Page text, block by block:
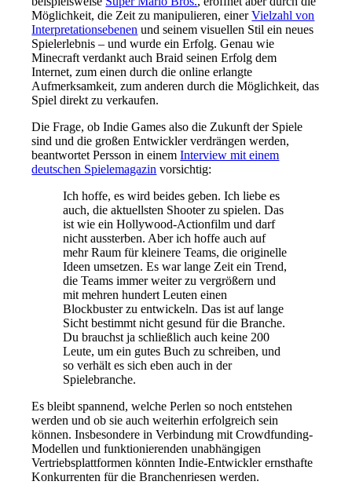
Möglichkeit, die Zeit zu manipulieren, einerVielzahl von
Interpretationsebenen und seinem visuellen Stil ein neues
Spielerlebnis – und wurde ein Erfolg. Genau wie
Minecraft verdankt auch Braid seinen Erfolg dem
Internet, zum einen durch die online erlangte
Aufmerksamkeit, zum anderen durch die Möglichkeit, das
Spiel direkt zu verkaufen.
Die Frage, ob Indie Games also die Zukunft der Spiele
sind und die großen Entwickler verdrängen werden,
beantwortet Persson in einemInterview mit einem
deutschen Spielemagazin vorsichtig:
Ich hoffe, es wird beides geben. Ich liebe es
auch, die aktuellsten Shooter zu spielen. Das
ist wie ein Hollywood-Actionfilm und darf
nicht aussterben. Aber ich hoffe auch auf
mehr Raum für kleinere Teams, die originelle
Ideen umsetzen. Es war lange Zeit ein Trend,
die Teams immer weiter zu vergrößern und
mit mehren hundert Leuten einen
Blockbuster zu entwickeln. Das ist auf lange
Sicht bestimmt nicht gesund für die Branche.
Du brauchst ja schließlich auch keine 200
Leute, um ein gutes Buch zu schreiben, und
so verhält es sich eben auch in der
Spielebranche.
Es bleibt spannend, welche Perlen so noch entstehen
werden und ob sie auch weiterhin erfolgreich sein
können. Insbesondere in Verbindung mit Crowdfunding-
Modellen und funktionierenden unabhängigen
Vertriebsplattformen könnten Indie-Entwickler ernsthafte
Konkurrenten für die Branchenriesen werden.